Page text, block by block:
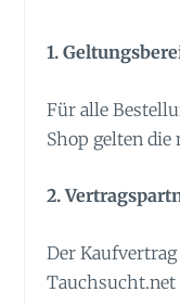
1.
Für alle
Shop gelten die
2.
Der